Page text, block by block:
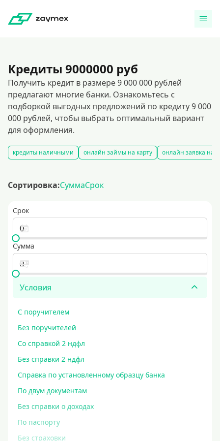
Кредиты 9000000 руб
Получить кредит в размере 9 000 000 рублей
предлагают многие банки. Ознакомьтесь с
подборкой выгодных предложений по кредиту 9 000
000 рублей, чтобы выбрать оптимальный вариант
для оформления.
кредиты наличными онлайн займы на карту онлайн заявка на
Сортировка:СуммаСрок
Срок
Сумма
Условия
С поручителем
Без поручителей
Со справкой 2 ндфл
Без справки 2 ндфл
Справка по установленному образцу банка
По двум документам
Без справки о доходах
По паспорту
Без страховки